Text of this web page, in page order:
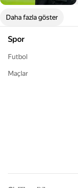
Daha fazla göster
Spor
Futbol
Maçlar